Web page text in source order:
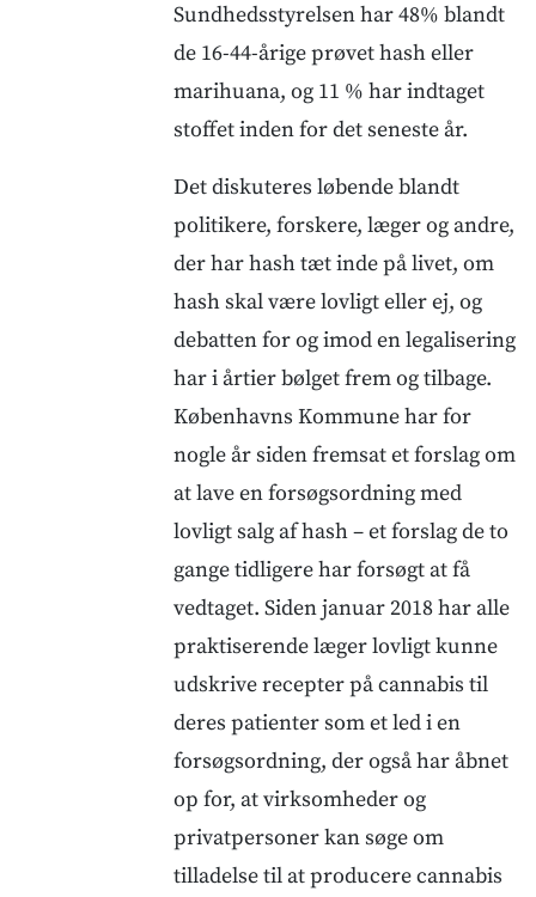
Sundhedsstyrelsen har 48% blandt
de 16-44-årige prøvet hash eller
marihuana, og 11 % har indtaget
stoffet inden for det seneste år.
Det diskuteres løbende blandt
politikere, forskere, læger og andre,
der har hash tæt inde på livet, om
hash skal være lovligt eller ej, og
debatten for og imod en legalisering
har i årtier bølget frem og tilbage.
Københavns Kommune har for
nogle år siden fremsat et forslag om
at lave en forsøgsordning med
lovligt salg af hash – et forslag de to
gange tidligere har forsøgt at få
vedtaget. Siden januar 2018 har alle
praktiserende læger lovligt kunne
udskrive recepter på cannabis til
deres patienter som et led i en
forsøgsordning, der også har åbnet
op for, at virksomheder og
privatpersoner kan søge om
tilladelse til at producere cannabis